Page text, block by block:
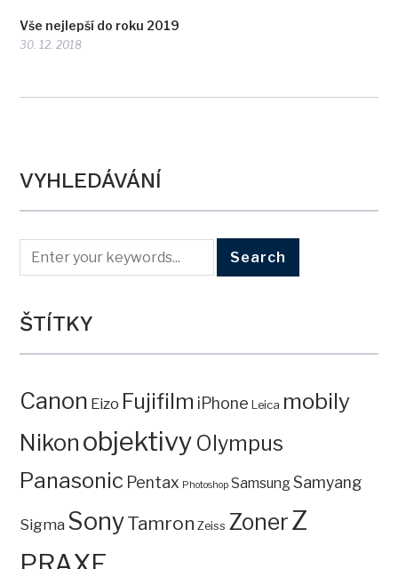
Vše nejlepší do roku 2019
30. 12. 2018
VYHLEDÁVÁNÍ
ŠTÍTKY
Canon Eizo Fujifilm iPhone Leica mobily
Nikon objektivy Olympus
Panasonic Pentax Photoshop SamsungSamyang
Sigma SonyTamron Zeiss ZonerZ